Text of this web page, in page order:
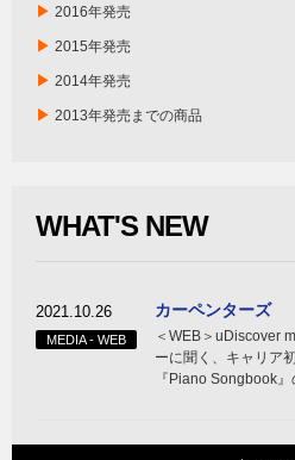
▶ 2016年発売
▶ 2015年発売
▶ 2014年発売
▶ 2013年発売までの商品
WHAT'S NEW
2021.10.26
MEDIA - WEB
カーペンターズ
＜WEB＞uDiscover
ーに聞く、キャリア
『Piano Songbook